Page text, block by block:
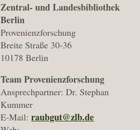
Zentral- und Landesbibliothek
Berlin
Provenienzforschung
Breite Straße 30-36
10178 Berlin
Team Provenienzforschung
Ansprechpartner: Dr. Stephan
Kummer
E-Mail:raubgut@zlb.de